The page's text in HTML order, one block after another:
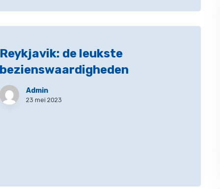
Reykjavik: de leukste
bezienswaardigheden
Admin
23 mei 2023